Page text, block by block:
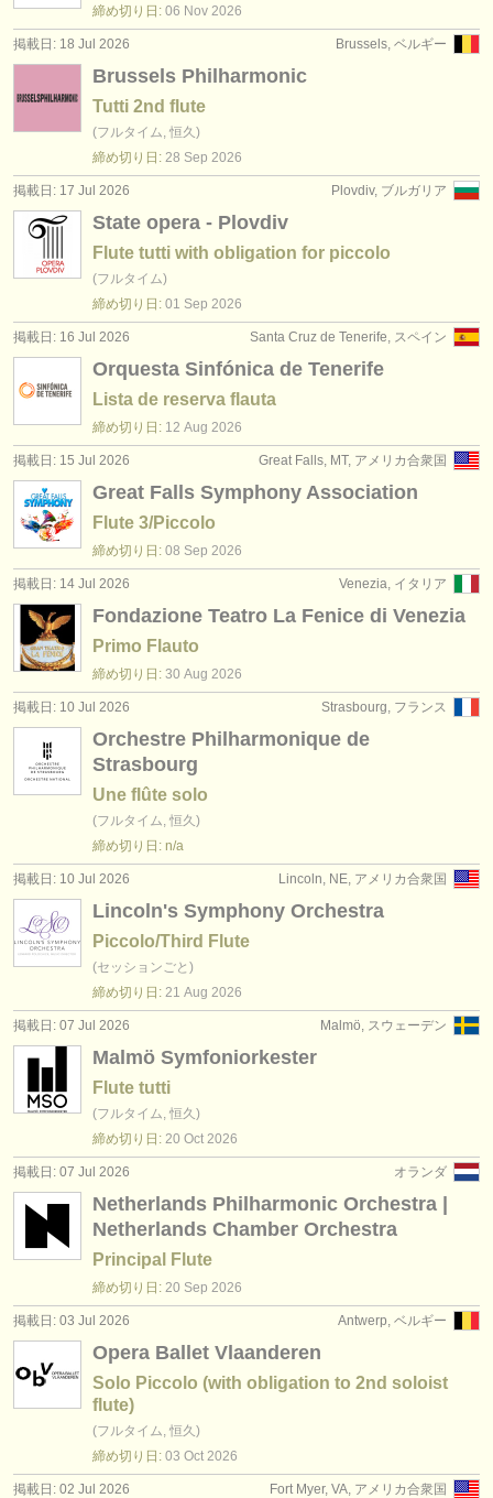
出版社:
掲載方法
find out about ourATS
faq
ログイン
締め切り日: 06 Nov 2026
Brussels, ベルギー
掲載日: 18 Jul 2026
Brussels Philharmonic
Tutti 2nd flute
(フルタイム, 恒久)
締め切り日: 28 Sep 2026
Plovdiv, ブルガリア
掲載日: 17 Jul 2026
State opera - Plovdiv
Flute tutti with obligation for piccolo
(フルタイム)
締め切り日: 01 Sep 2026
Santa Cruz de Tenerife, スペイン
掲載日: 16 Jul 2026
Orquesta Sinfónica de Tenerife
Lista de reserva flauta
締め切り日: 12 Aug 2026
Great Falls, MT, アメリカ合衆国
掲載日: 15 Jul 2026
Great Falls Symphony Association
Flute 3/Piccolo
締め切り日: 08 Sep 2026
Venezia, イタリア
掲載日: 14 Jul 2026
Fondazione Teatro La Fenice di Venezia
Primo Flauto
締め切り日: 30 Aug 2026
Strasbourg, フランス
掲載日: 10 Jul 2026
Orchestre Philharmonique de
Strasbourg
Une flûte solo
(フルタイム, 恒久)
締め切り日: n/a
Lincoln, NE, アメリカ合衆国
掲載日: 10 Jul 2026
Lincoln's Symphony Orchestra
Piccolo/Third Flute
(セッションごと)
締め切り日: 21 Aug 2026
Malmö, スウェーデン
掲載日: 07 Jul 2026
Malmö Symfoniorkester
Flute tutti
(フルタイム, 恒久)
締め切り日: 20 Oct 2026
オランダ
掲載日: 07 Jul 2026
Netherlands Philharmonic Orchestra |
Netherlands Chamber Orchestra
Principal Flute
締め切り日: 20 Sep 2026
Antwerp, ベルギー
掲載日: 03 Jul 2026
Opera Ballet Vlaanderen
Solo Piccolo (with obligation to 2nd soloist
flute)
(フルタイム, 恒久)
締め切り日: 03 Oct 2026
Fort Myer, VA, アメリカ合衆国
掲載日: 02 Jul 2026